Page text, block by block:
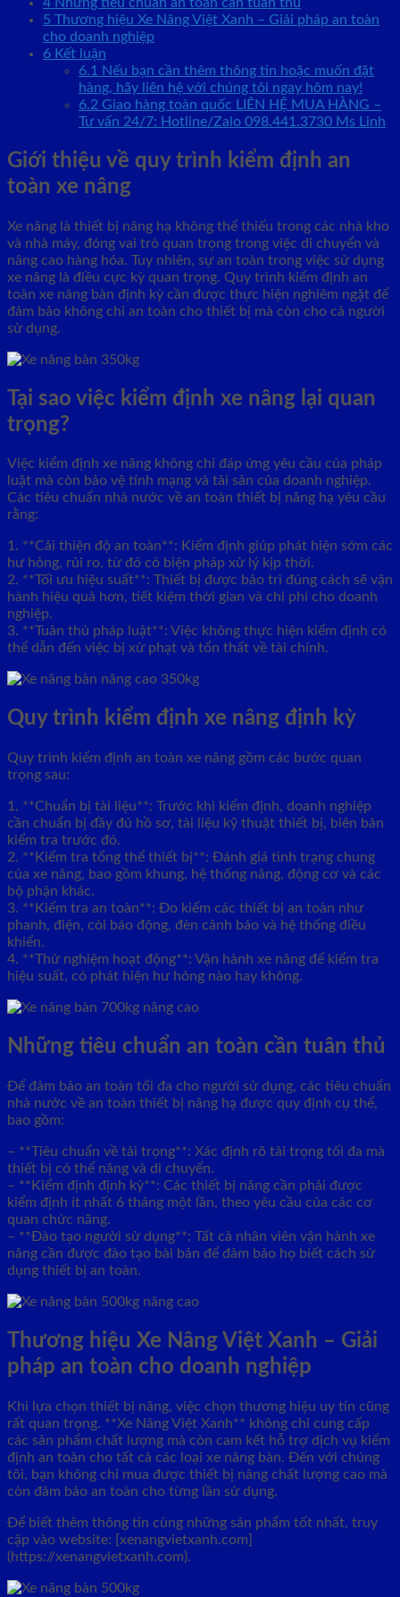
5 Thương hiệu Xe Nâng Việt Xanh – Giải pháp an toàn
cho doanh nghiệp
6 Kết luận
6.1
Nếu bạn cần thêm thông tin hoặc muốn đặt
hàng, hãy liên hệ với chúng tôi ngay hôm nay!
6.2 Giao hàng toàn quốc LIÊN HỆ MUA HÀNG –
Tư vấn 24/7: Hotline/Zalo 098.441.3730 Ms Linh
Giới thiệu về quy trình kiểm định an
toàn xe nâng
Xe nâng là thiết bị nâng hạ không thể thiếu trong các nhà kho
và nhà máy, đóng vai trò quan trọng trong việc di chuyển và
nâng cao hàng hóa. Tuy nhiên, sự an toàn trong việc sử dụng
xe nâng là điều cực kỳ quan trọng. Quy trình kiểm định an
toàn xe nâng bàn định kỳ cần được thực hiện nghiêm ngặt để
đảm bảo không chỉ an toàn cho thiết bị mà còn cho cả người
sử dụng.
Tại sao việc kiểm định xe nâng lại quan
trọng?
Việc kiểm định xe nâng không chỉ đáp ứng yêu cầu của pháp
luật mà còn bảo vệ tính mạng và tài sản của doanh nghiệp.
Các tiêu chuẩn nhà nước về an toàn thiết bị nâng hạ yêu cầu
rằng:
1. **Cải thiện độ an toàn**: Kiểm định giúp phát hiện sớm các
hư hỏng, rủi ro, từ đó có biện pháp xử lý kịp thời.
2. **Tối ưu hiệu suất**: Thiết bị được bảo trì đúng cách sẽ vận
hành hiệu quả hơn, tiết kiệm thời gian và chi phí cho doanh
nghiệp.
3. **Tuân thủ pháp luật**: Việc không thực hiện kiểm định có
thể dẫn đến việc bị xử phạt và tổn thất về tài chính.
Quy trình kiểm định xe nâng định kỳ
Quy trình kiểm định an toàn xe nâng gồm các bước quan
trọng sau:
1. **Chuẩn bị tài liệu**: Trước khi kiểm định, doanh nghiệp
cần chuẩn bị đầy đủ hồ sơ, tài liệu kỹ thuật thiết bị, biên bản
kiểm tra trước đó.
2. **Kiểm tra tổng thể thiết bị**: Đánh giá tình trạng chung
của xe nâng, bao gồm khung, hệ thống nâng, động cơ và các
bộ phận khác.
3. **Kiểm tra an toàn**: Đo kiểm các thiết bị an toàn như
phanh, điện, còi báo động, đèn cảnh báo và hệ thống điều
khiển.
4. **Thử nghiệm hoạt động**: Vận hành xe nâng để kiểm tra
hiệu suất, có phát hiện hư hỏng nào hay không.
Những tiêu chuẩn an toàn cần tuân thủ
Để đảm bảo an toàn tối đa cho người sử dụng, các tiêu chuẩn
nhà nước về an toàn thiết bị nâng hạ được quy định cụ thể,
bao gồm:
– **Tiêu chuẩn về tải trọng**: Xác định rõ tải trọng tối đa mà
thiết bị có thể nâng và di chuyển.
– **Kiểm định định kỳ**: Các thiết bị nâng cần phải được
kiểm định ít nhất 6 tháng một lần, theo yêu cầu của các cơ
quan chức năng.
– **Đào tạo người sử dụng**: Tất cả nhân viên vận hành xe
nâng cần được đào tạo bài bản để đảm bảo họ biết cách sử
dụng thiết bị an toàn.
Thương hiệu Xe Nâng Việt Xanh – Giải
pháp an toàn cho doanh nghiệp
Khi lựa chọn thiết bị nâng, việc chọn thương hiệu uy tín cũng
rất quan trọng. **Xe Nâng Việt Xanh** không chỉ cung cấp
các sản phẩm chất lượng mà còn cam kết hỗ trợ dịch vụ kiểm
định an toàn cho tất cả các loại xe nâng bàn. Đến với chúng
tôi, bạn không chỉ mua được thiết bị nâng chất lượng cao mà
còn đảm bảo an toàn cho từng lần sử dụng.
Để biết thêm thông tin cùng những sản phẩm tốt nhất, truy
cập vào website: [xenangvietxanh.com]
(https://xenangvietxanh.com).